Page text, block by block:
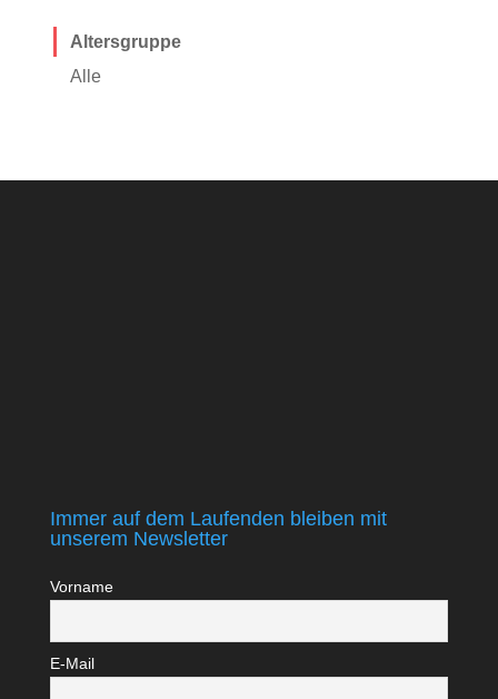
Altersgruppe
Alle
Immer auf dem Laufenden bleiben mit
unserem Newsletter
Vorname
E-Mail